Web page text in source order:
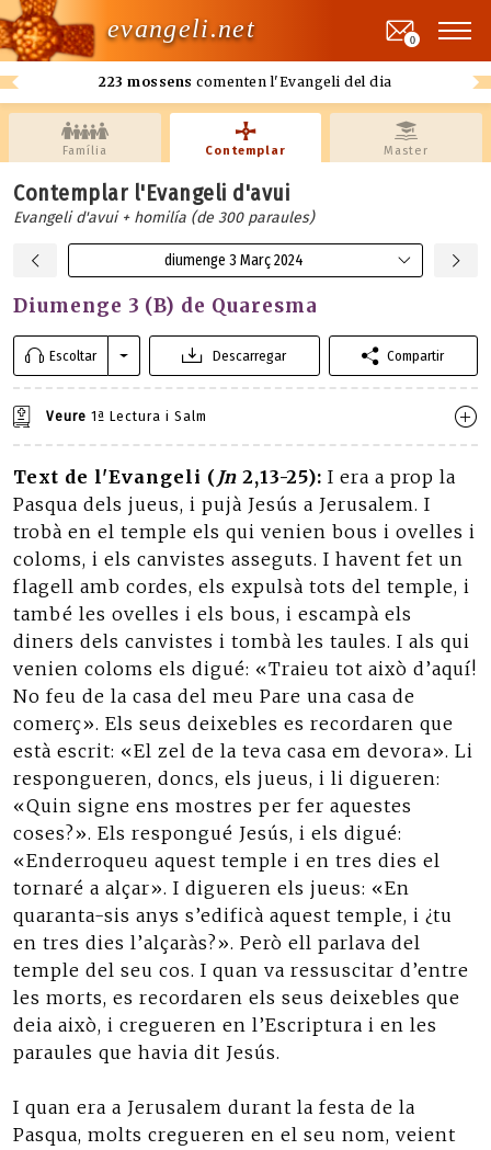
evangeli.net
223 mossens comenten l'Evangeli del dia
0
Família Contemplar Master
Contemplar l'Evangeli d'avui
Evangeli d'avui + homilía (de 300 paraules)
diumenge 3 Març 2024
Diumenge 3 (B) de Quaresma
Escoltar Descarregar Compartir
Veure 1ª Lectura i Salm
Text de l'Evangeli ( Jn 2,13-25): I era a prop la
Pasqua dels jueus, i pujà Jesús a Jerusalem. I
trobà en el temple els qui venien bous i ovelles i
coloms, i els canvistes asseguts. I havent fet un
flagell amb cordes, els expulsà tots del temple, i
també les ovelles i els bous, i escampà els
diners dels canvistes i tombà les taules. I als qui
venien coloms els digué: «Traieu tot això d’aquí!
No feu de la casa del meu Pare una casa de
comerç». Els seus deixebles es recordaren que
està escrit: «El zel de la teva casa em devora». Li
respongueren, doncs, els jueus, i li digueren:
«Quin signe ens mostres per fer aquestes
coses?». Els respongué Jesús, i els digué:
«Enderroqueu aquest temple i en tres dies el
tornaré a alçar». I digueren els jueus: «En
quaranta-sis anys s’edificà aquest temple, i ¿tu
en tres dies l’alçaràs?». Però ell parlava del
temple del seu cos. I quan va ressuscitar d’entre
les morts, es recordaren els seus deixebles que
deia això, i cregueren en l’Escriptura i en les
paraules que havia dit Jesús.
I quan era a Jerusalem durant la festa de la
Pasqua, molts cregueren en el seu nom, veient